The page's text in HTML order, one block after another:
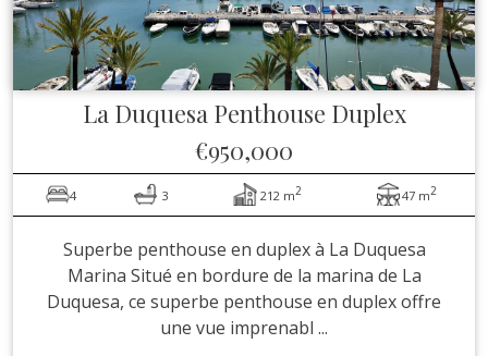
La Duquesa Penthouse Duplex
€950,000
4 3 212 m2 47 m2
Superbe penthouse en duplex à La Duquesa
Marina Situé en bordure de la marina de La
Duquesa, ce superbe penthouse en duplex offre
une vue imprenabl ...